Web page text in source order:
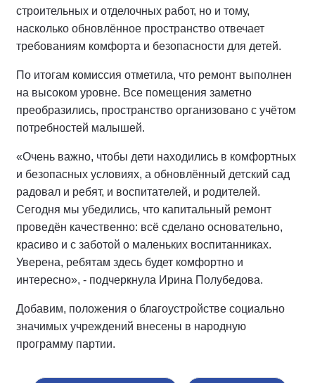
строительных и отделочных работ, но и тому,
насколько обновлённое пространство отвечает
требованиям комфорта и безопасности для детей.
По итогам комиссия отметила, что ремонт выполнен
на высоком уровне. Все помещения заметно
преобразились, пространство организовано с учётом
потребностей малышей.
«Очень важно, чтобы дети находились в комфортных
и безопасных условиях, а обновлённый детский сад
радовал и ребят, и воспитателей, и родителей.
Сегодня мы убедились, что капитальный ремонт
проведён качественно: всё сделано основательно,
красиво и с заботой о маленьких воспитанниках.
Уверена, ребятам здесь будет комфортно и
интересно», - подчеркнула Ирина Полубедова.
Добавим, положения о благоустройстве социально
значимых учреждений внесены в народную
программу партии.